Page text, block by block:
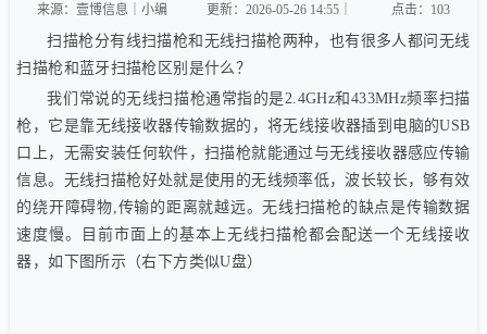
来源：壹博信息｜小编 更新：2026-05-26 14:55｜ 点击： 103
扫描枪分有线扫描枪和无线扫描枪两种，也有很多人都问无线
扫描枪和蓝牙扫描枪区别是什么？
我们常说的无线扫描枪通常指的是2.4GHz和433MHz频率扫描
枪，它是靠无线接收器传输数据的，将无线接收器插到电脑的USB
口上，无需安装任何软件，扫描枪就能通过与无线接收器感应传输
信息。无线扫描枪好处就是使用的无线频率低，波长较长，够有效
的绕开障碍物,传输的距离就越远。无线扫描枪的缺点是传输数据
速度慢。目前市面上的基本上无线扫描枪都会配送一个无线接收
器，如下图所示（右下方类似U盘）